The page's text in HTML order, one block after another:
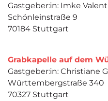
Gastgeber:in: Imke
Schönleinstraße 9
70184 Stuttgart
Grabkapelle auf dem
Gastgeber:in: Christiane
Württembergstraße 340
70327 Stuttgart